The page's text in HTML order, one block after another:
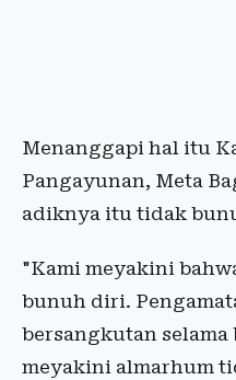
Menanggapi hal itu
Pangayunan, Meta
adiknya itu tidak
"Kami meyakini
bunuh diri.
bersangkutan
meyakini almarhum